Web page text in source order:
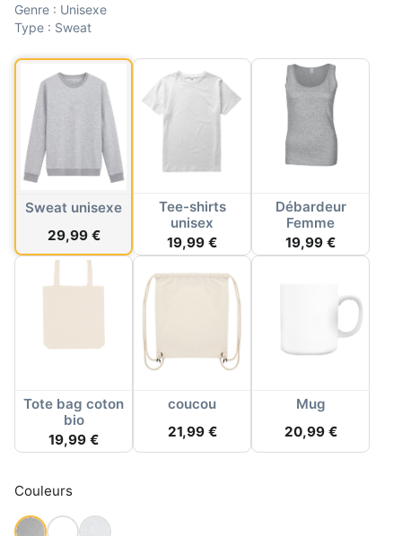
Genre : Unisexe
Type : Sweat
Sweat unisexe
29,99 €
Tee-shirts
unisex
19,99 €
Débardeur
Femme
19,99 €
Tote bag coton
bio
19,99 €
coucou
21,99 €
Mug
20,99 €
Couleurs